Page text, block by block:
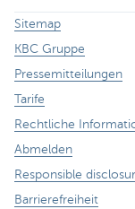
Sitemap
KBC Gruppe
Pressemitteilungen
Tarife
Rechtliche
Abmelden
Responsible
Barrierefreiheit